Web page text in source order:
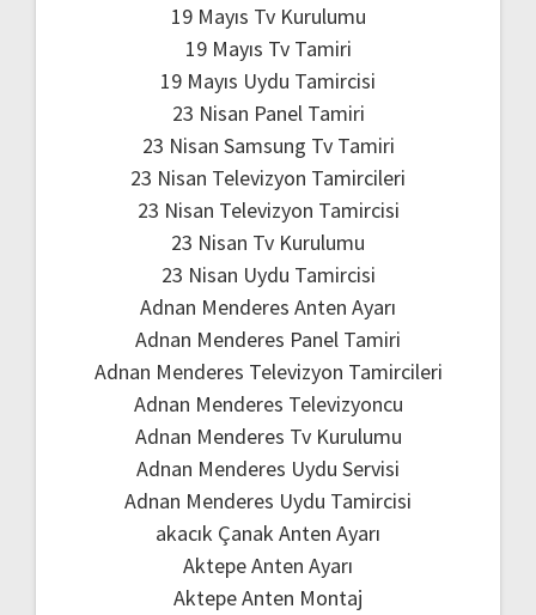
19 Mayıs Tv Kurulumu
19 Mayıs Tv Tamiri
19 Mayıs Uydu Tamircisi
23 Nisan Panel Tamiri
23 Nisan Samsung Tv Tamiri
23 Nisan Televizyon Tamircileri
23 Nisan Televizyon Tamircisi
23 Nisan Tv Kurulumu
23 Nisan Uydu Tamircisi
Adnan Menderes Anten Ayarı
Adnan Menderes Panel Tamiri
Adnan Menderes Televizyon Tamircileri
Adnan Menderes Televizyoncu
Adnan Menderes Tv Kurulumu
Adnan Menderes Uydu Servisi
Adnan Menderes Uydu Tamircisi
akacık Çanak Anten Ayarı
Aktepe Anten Ayarı
Aktepe Anten Montaj